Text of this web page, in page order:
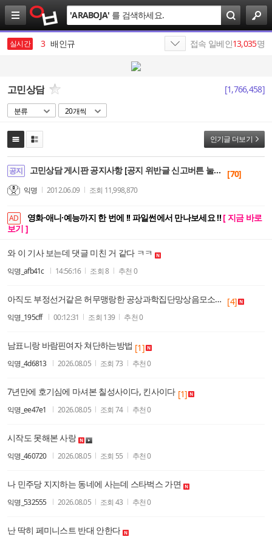
검
색
'ARABOJA' 를 검색하세요.
실시간
2
살라박살라
3 배인규
9 최태원
10 하이닉스
1
19
접속 일베인13,035명
고민상담 [1,766,458]
분류 20개씩
인기글 더보기
공지 고민상담 게시판 공지사항 [공지 위반글 신고버튼 눌러주세요] [70]
익명 2012.06.09 조회 11,998,870
AD 영화·애니·예능까지 한 번에 !! 파일썬에서 만나보세요 !! [ 지금 바로
보기 ]
와 이 기사 보는데 댓글 미친 거 같다 ㅋㅋ
익명_afb41c 14:56:16 조회8 추천 0
아직도 부정선거같은 허무맹랑한 공상과학집단망상음모소설 믿는 놈들은 제발좌파해라 [4]
익명_195cff 00:12:31 조회 139 추천0
남표니랑 바람핀여자 쳐단하는방법 [1]
익명_4d6813 2026.08.05 조회 73 추천0
7년만에 호기심에 마셔본 칠성사이다, 킨사이다 [1]
익명_ee47e1 2026.08.05 조회 74 추천0
시작도 못해본 사랑
익명_460720 2026.08.05 조회 55 추천0
나 민주당 지지하는 동네에 사는데 스타벅스 가면
익명_532555 2026.08.05 조회 43 추천0
난 딱히 페미니스트 반대 안한다